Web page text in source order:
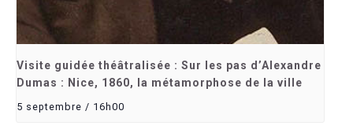
Visite guidée théâtralisée : Sur les pas d’Alexandre
Dumas : Nice, 1860, la métamorphose de la ville
5 septembre / 16h00